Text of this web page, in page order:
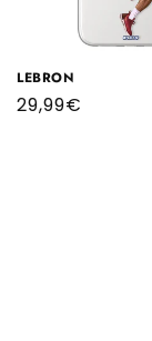
LEBRON
Prix
29,99€